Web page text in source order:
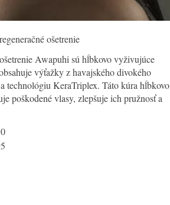
ošetrenie
Awapuhi sú hĺbkovo vyživujúce
výťažky z havajského divokého
technológiu KeraTriplex. Táto kúra hĺbkovo
poškodené vlasy, zlepšuje ich pružnosť a